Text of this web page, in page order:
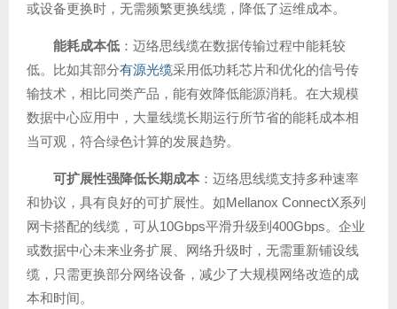
或设备更换时，无需频繁更换线缆，降低了运维成本。
能耗成本低 ：迈络思线缆在数据传输过程中能耗较
低。比如其部分有源光缆采用低功耗芯片和优化的信号传
输技术，相比同类产品，能有效降低能源消耗。在大规模
数据中心应用中，大量线缆长期运行所节省的能耗成本相
当可观，符合绿色计算的发展趋势。
可扩展性强降低长期成本 ：迈络思线缆支持多种速率
和协议，具有良好的可扩展性。如Mellanox ConnectX系列
网卡搭配的线缆，可从10Gbps平滑升级到400Gbps。企业
或数据中心未来业务扩展、网络升级时，无需重新铺设线
缆，只需更换部分网络设备，减少了大规模网络改造的成
本和时间。